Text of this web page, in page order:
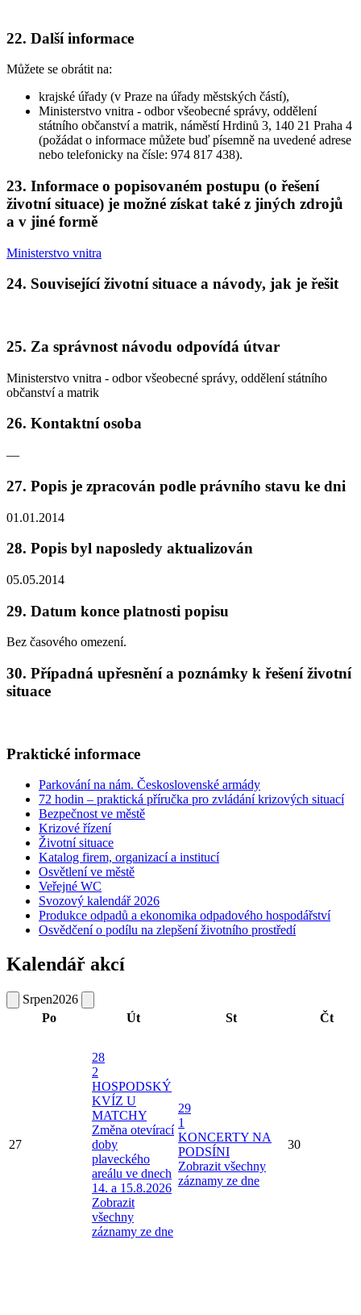
22. Další informace
Můžete se obrátit na:
krajské úřady (v Praze na úřady městských částí),
Ministerstvo vnitra - odbor všeobecné správy, oddělení
státního občanství a matrik, náměstí Hrdinů 3, 140 21 Praha 4
(požádat o informace můžete buď písemně na uvedené adrese
nebo telefonicky na čísle: 974 817 438).
23. Informace o popisovaném postupu (o řešení
životní situace) je možné získat také z jiných zdrojů
a v jiné formě
Ministerstvo vnitra
24. Související životní situace a návody, jak je řešit
25. Za správnost návodu odpovídá útvar
Ministerstvo vnitra - odbor všeobecné správy, oddělení státního
občanství a matrik
26. Kontaktní osoba
—
27. Popis je zpracován podle právního stavu ke dni
01.01.2014
28. Popis byl naposledy aktualizován
05.05.2014
29. Datum konce platnosti popisu
Bez časového omezení.
30. Případná upřesnění a poznámky k řešení životní
situace
Praktické informace
Parkování na nám. Československé armády
72 hodin – praktická příručka pro zvládání krizových situací
Bezpečnost ve městě
Krizové řízení
Životní situace
Katalog firem, organizací a institucí
Osvětlení ve městě
Veřejné WC
Svozový kalendář 2026
Produkce odpadů a ekonomika odpadového hospodářství
Osvědčení o podílu na zlepšení životního prostředí
Kalendář akcí
Srpen2026
Po
Út St Čt
27
28
2
HOSPODSKÝ
KVÍZ U
MATCHY
Změna otevírací
doby
plaveckého
areálu ve dnech
14. a 15.8.2026
Zobrazit
všechny
záznamy ze dne
29
1
KONCERTY NA
PODSÍNI
Zobrazit všechny
záznamy ze dne
30